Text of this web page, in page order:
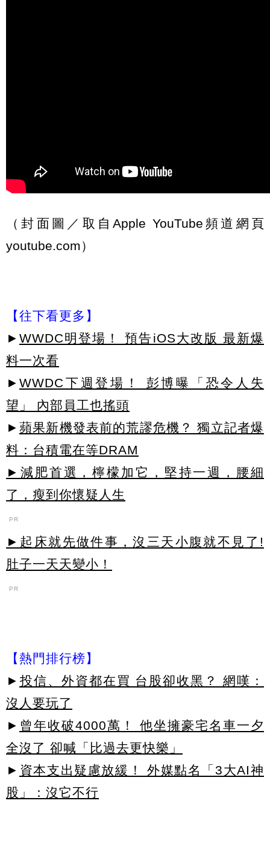
（封面圖／取自Apple YouTube頻道網頁
youtube.com）
【往下看更多】
► WWDC明登場！ 預告iOS大改版 最新爆
料一次看
► WWDC下週登場！ 彭博曝「恐令人失
望」 內部員工也搖頭
► 蘋果新機發表前的荒謬危機？ 獨立記者爆
料：台積電在等DRAM
►減肥首選，檸檬加它，堅持一週，腰細
了，瘦到你懷疑人生
PR
►起床就先做件事，沒三天小腹就不見了!
肚子一天天變小！
PR
【熱門排行榜】
► 投信、外資都在買 台股卻收黑？ 網嘆：
沒人要玩了
► 曾年收破4000萬！ 他坐擁豪宅名車一夕
全沒了 卻喊「比過去更快樂」
► 資本支出疑慮放緩！ 外媒點名「3大AI神
股」：沒它不行